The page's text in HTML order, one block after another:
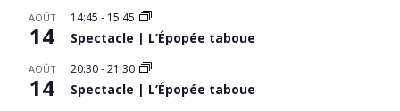
AOÛT
14
14:45 - 15:45
Spectacle | L’Épopée taboue
AOÛT
14
20:30-21:30
Spectacle | L’Épopée taboue